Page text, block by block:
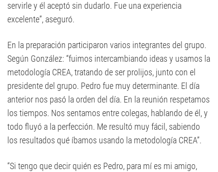
servirle y él aceptó sin dudarlo. Fue una experiencia
excelente”, aseguró.
En la preparación participaron varios integrantes del grupo.
Según González: “fuimos intercambiando ideas y usamos la
metodología CREA, tratando de ser prolijos, junto con el
presidente del grupo. Pedro fue muy determinante. El día
anterior nos pasó la orden del día. En la reunión respetamos
los tiempos. Nos sentamos entre colegas, hablando de él, y
todo fluyó a la perfección. Me resultó muy fácil, sabiendo
los resultados qué íbamos usando la metodología CREA”.
“Si tengo que decir quién es Pedro, para mí es mi amigo,